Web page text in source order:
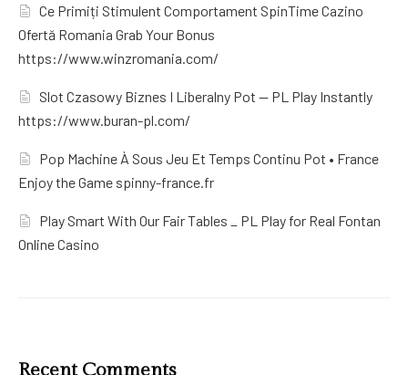
Ce Primiți Stimulent Comportament SpinTime Cazino
Ofertă Romania Grab Your Bonus
https://www.winzromania.com/
Slot Czasowy Biznes I Liberalny Pot — PL Play Instantly
https://www.buran-pl.com/
Pop Machine À Sous Jeu Et Temps Continu Pot • France
Enjoy the Game spinny-france.fr
Play Smart With Our Fair Tables _ PL Play for Real Fontan
Online Casino
Recent Comments